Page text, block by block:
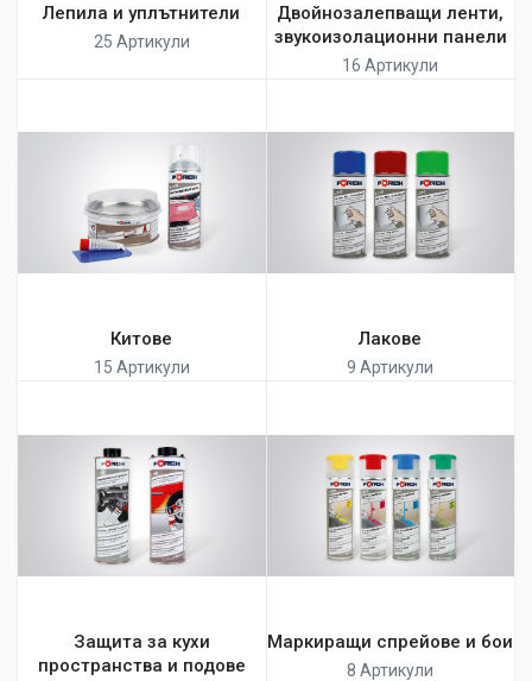
Лепила и уплътнители
25 Артикули
Двойнозалепващи ленти,
звукоизолационни панели
16 Артикули
Китове
15 Артикули
Лакове
9 Артикули
Защита за кухи
пространства и подове
Маркиращи спрейове и бои
8 Артикули